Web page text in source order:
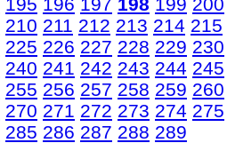
210 211 212 213 214 215
225 226 227 228 229 230
240 241 242 243 244 245
255 256 257 258 259 260
270 271 272 273 274 275
285 286 287 288 289